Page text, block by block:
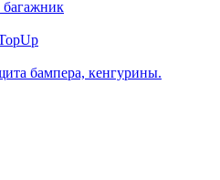
багажник
бампера, кенгурины.